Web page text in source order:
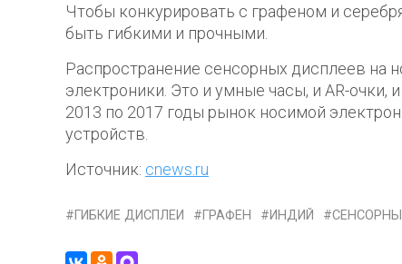
Чтобы конкурировать с графеном и
быть гибкими и прочными.
Распространение сенсорных дисплеев на
электроники. Это и умные часы, и AR-очки,
2013 по 2017 годы рынок носимой
устройств.
Источник: cnews.ru
ГИБКИЕ ДИСПЛЕИ ГРАФЕН ИНДИЙ